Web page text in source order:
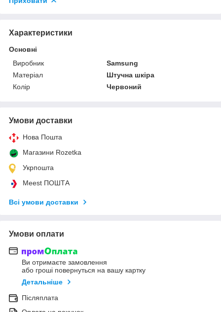
Характеристики
Основні
Виробник
Samsung
Матеріал
Штучна шкіра
Колір
Червоний
Умови доставки
Нова Пошта
Магазини Rozetka
Укрпошта
Meest ПОШТА
Всі умови доставки
Умови оплати
Ви отримаєте замовлення
або гроші повернуться на вашу картку
Детальніше
Післяплата